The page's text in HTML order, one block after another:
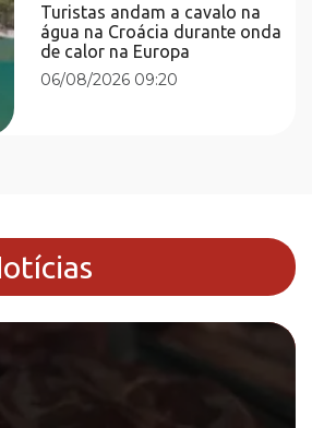
Turistas andam a cavalo na
água na Croácia durante onda
de calor na Europa
06/08/2026 09:20